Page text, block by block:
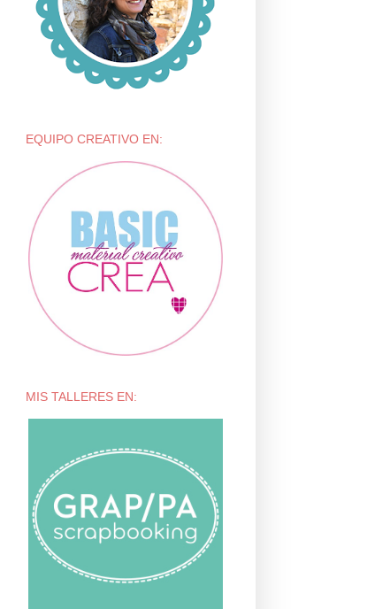
EQUIPO CREATIVO EN:
MIS TALLERES EN: